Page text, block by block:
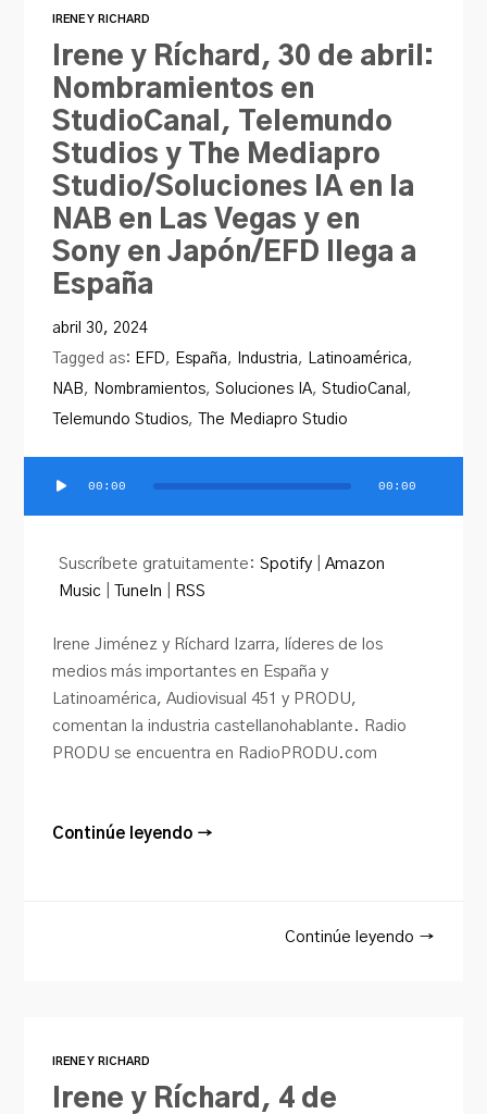
IRENE Y RICHARD
Irene y Ríchard, 30 de abril:
Nombramientos en
StudioCanal, Telemundo
Studios y The Mediapro
Studio/Soluciones IA en la
NAB en Las Vegas y en
Sony en Japón/EFD llega a
España
abril 30, 2024
Tagged as: EFD, España, Industria, Latinoamérica,
NAB, Nombramientos,Soluciones IA,StudioCanal ,
Telemundo Studios, The Mediapro Studio
Reproductor
00:00 00:00
Suscríbete gratuitamente:Spotify |Amazon
Music |TuneIn RSS
Irene Jiménez y Ríchard Izarra, líderes de los
medios más importantes en España y
Latinoamérica, Audiovisual 451 y PRODU,
comentan la industria castellanohablante. Radio
PRODU se encuentra en RadioPRODU.com
Continúe leyendo →
Continúe leyendo →
IRENE Y RICHARD
Irene y Ríchard, 4 de